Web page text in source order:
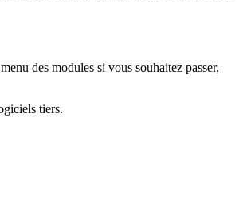
des modules si vous souhaitez passer,
tiers.